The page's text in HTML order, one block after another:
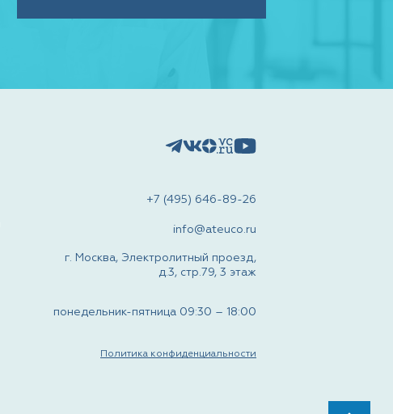
+7 (495) 646-89-26
info@ateuco.ru
г. Москва, Электролитный проезд,
д.3, стр.79, 3 этаж
понедельник-пятница 09:30 – 18:00
Политика конфиденциальности